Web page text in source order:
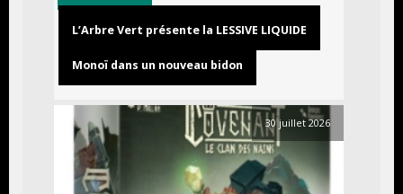
L’Arbre Vert présente la LESSIVE LIQUIDE
Monoï dans un nouveau bidon
30 juillet 2026